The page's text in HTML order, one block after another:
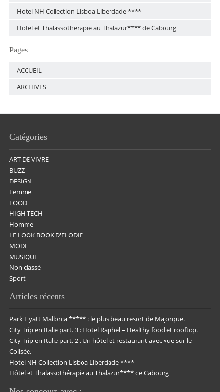
Hotel NH Collection Lisboa Liberdade ****
Hôtel et Thalassothérapie au Thalazur**** de Cabourg
Pages
ACCUEIL
ARCHIVES
Catégories
ART DE VIVRE
BUZZ
DESIGN
Femme
FOOD
HIGH TECH
Homme
LE LOOK BOOK D'ELODIE
MODE
MUSIQUE
Non classé
Sport
Articles récents
Park Hyatt Mallorca ***** : le plus beau resort de Majorque.
City Trip en Italie part. 3 : Hotel Raphël – Healthy food et rooftop.
City Trip en Italie part. 2 : Un hôtel et restaurant avec vue sur le
Colisée.
Hotel NH Collection Lisboa Liberdade ****
Hôtel et Thalassothérapie au Thalazur**** de Cabourg